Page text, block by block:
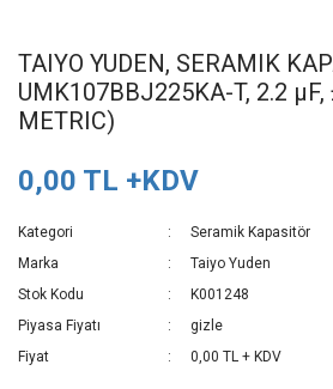
TAIYO YUDEN, SERAMIK
UMK107BBJ225KA-T, 2.2 µF,
METRIC)
0,00 TL +KDV
Kategori
Seramik Kapasitör
Marka
Taiyo Yuden
Stok Kodu
K001248
Piyasa Fiyatı
gizle
Fiyat
0,00 TL + KDV